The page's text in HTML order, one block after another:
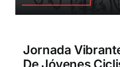
Jornada